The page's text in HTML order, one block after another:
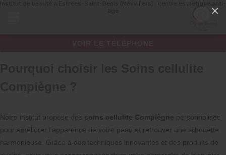
×
Notre institut propose des soins cellulite Compiègne personnalisés
pour améliorer l'apparence de votre peau et retrouver une silhouette
harmonieuse. Grâce à des techniques innovantes et des produits de